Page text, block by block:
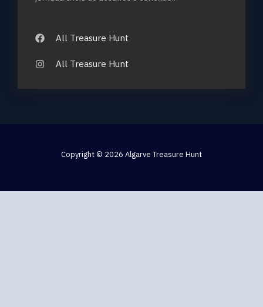
All Treasure Hunt
All Treasure Hunt
Copyright © 2026 Algarve Treasure Hunt